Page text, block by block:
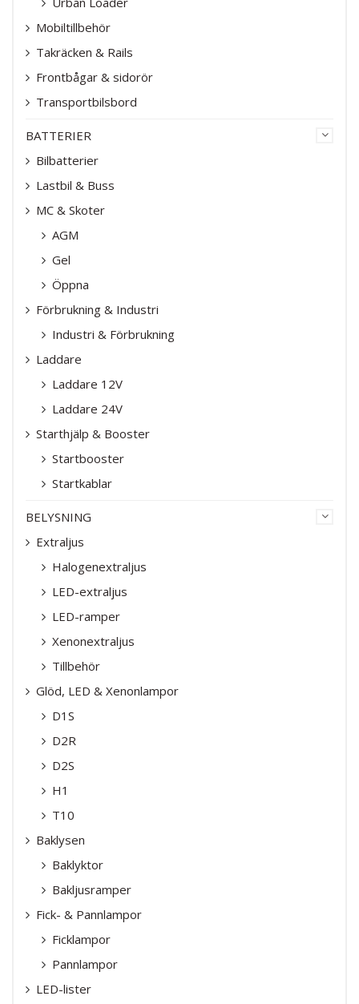
Mobiltillbehör
Takräcken & Rails
Frontbågar & sidorör
Transportbilsbord
BATTERIER
Bilbatterier
Lastbil & Buss
MC & Skoter
AGM
Gel
Öppna
Förbrukning & Industri
Industri & Förbrukning
Laddare
Laddare 12V
Laddare 24V
Starthjälp & Booster
Startbooster
Startkablar
BELYSNING
Extraljus
Halogenextraljus
LED-extraljus
LED-ramper
Xenonextraljus
Tillbehör
Glöd, LED & Xenonlampor
D1S
D2R
D2S
H1
T10
Baklysen
Baklyktor
Bakljusramper
Fick- & Pannlampor
Ficklampor
Pannlampor
LED-lister